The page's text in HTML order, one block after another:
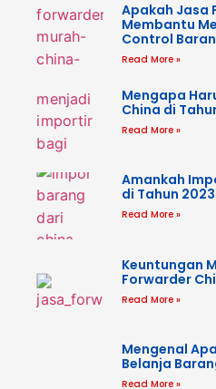
Apakah Jasa
Membantu
Control
Read More »
Mengapa
China di
Read More »
Amankah
di Tahun 2023
Read More »
Keuntungan
Forwarder
Read More »
Mengenal
Belanja
Read More »